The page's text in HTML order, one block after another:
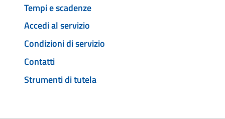
Tempi e scadenze
Accedi al servizio
Condizioni di servizio
Contatti
Strumenti di tutela